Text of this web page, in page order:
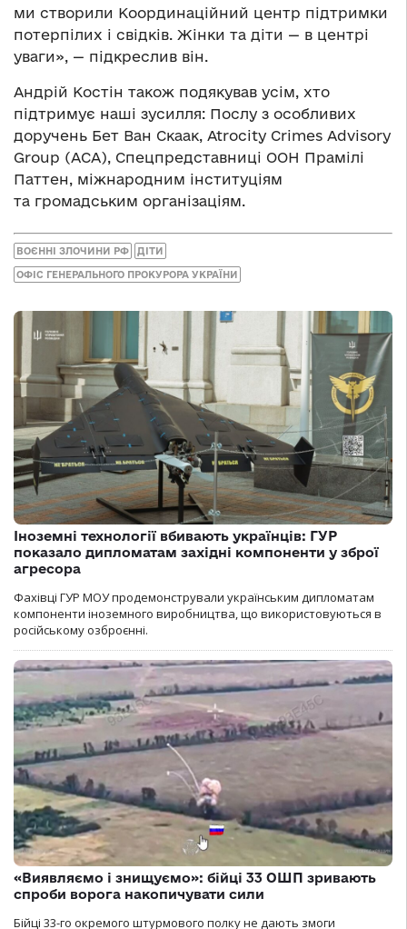
ми створили Координаційний центр підтримки
потерпілих і свідків. Жінки та діти — в центрі
уваги», — підкреслив він.
Андрій Костін також подякував усім, хто
підтримує наші зусилля: Послу з особливих
доручень Бет Ван Скаак, Atrocity Crimes Advisory
Group (ACA), Спецпредставниці ООН Прамілі
Паттен, міжнародним інституціям
та громадським організаціям.
ВОЄННІ ЗЛОЧИНИ РФ ДІТИ
ОФІС ГЕНЕРАЛЬНОГО ПРОКУРОРА УКРАЇНИ
Іноземні технології вбивають українців: ГУР
показало дипломатам західні компоненти у зброї
агресора
Фахівці ГУР МОУ продемонстрували українським дипломатам
компоненти іноземного виробництва, що використовуються в
російському озброєнні.
«Виявляємо і знищуємо»: бійці 33 ОШП зривають
спроби ворога накопичувати сили
Бійці 33-го окремого штурмового полку не дають змоги